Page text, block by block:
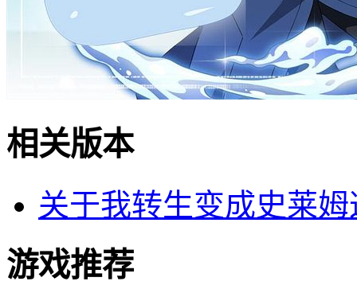
相关版本
关于我转生变成史莱
游戏推荐